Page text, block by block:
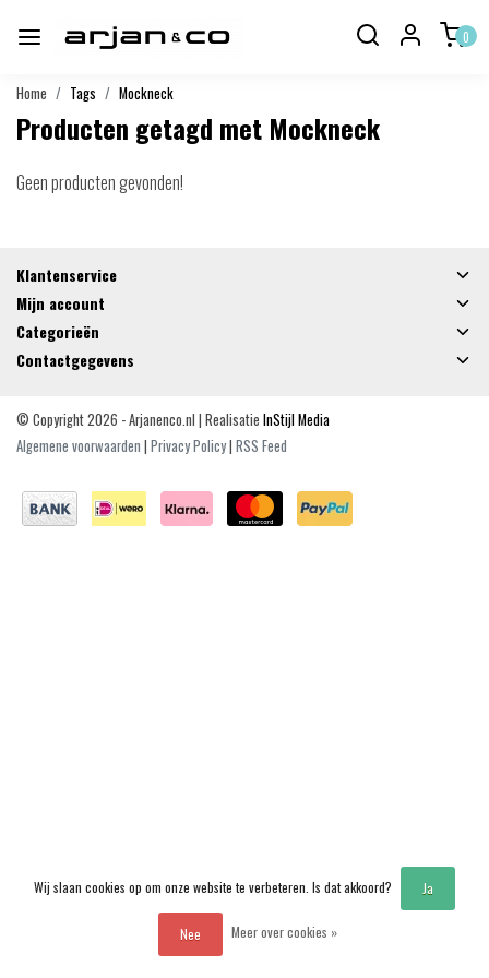
0
Home Tags Mockneck
Producten getagd met Mockneck
Geen producten gevonden!
Klantenservice
Mijn account
Categorieën
Contactgegevens
© Copyright 2026 - Arjanenco.nl | Realisatie InStijl Media
Algemene voorwaarden | Privacy Policy| RSS Feed
Wij slaan cookies op om onze website te verbeteren. Is dat akkoord? Ja
Nee Meer over cookies »